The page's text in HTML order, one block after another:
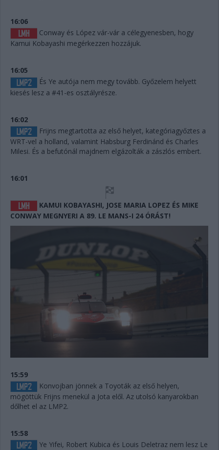
16:06
Conway és López vár-vár a célegyenesben, hogy
Kamui Kobayashi megérkezzen hozzájuk.
16:05
És Ye autója nem megy tovább. Győzelem helyett
kiesés lesz a #41-es osztályrésze.
16:02
Frijns megtartotta az első helyet, kategóriagyőztes a
WRT-vel a holland, valamint Habsburg Ferdinánd és Charles
Milesi. És a befutónál majdnem elgázolták a zászlós embert.
16:01
KAMUI KOBAYASHI, JOSE MARIA LOPEZ ÉS MIKE
CONWAY MEGNYERI A 89. LE MANS-I 24 ÓRÁST!
15:59
Konvojban jönnek a Toyoták az első helyen,
mögöttük Frijns menekül a Jota elől. Az utolsó kanyarokban
dőlhet el az LMP2.
15:58
Ye Yifei, Robert Kubica és Louis Deletraz nem lesz Le